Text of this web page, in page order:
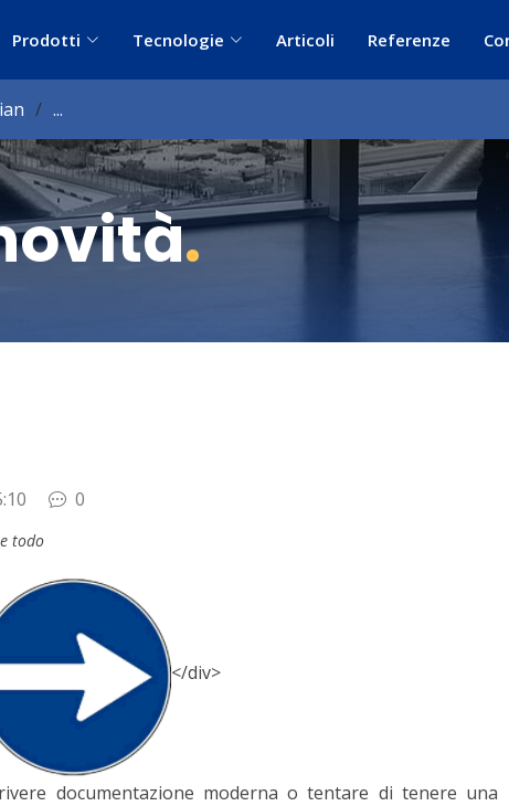
Prodotti Tecnologie Articoli Referenze
...
.
0
todo
</div>
documentazione moderna o tentare di tenere una